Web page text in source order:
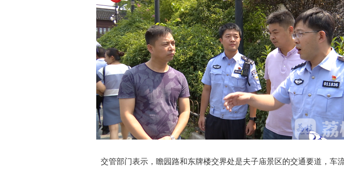
交管部门表示，瞻园路和东牌楼交界处是夫子庙景区的交通要道，车流